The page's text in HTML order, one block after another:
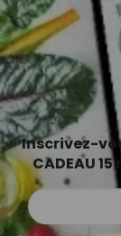
Inscrivez-
CADEAU 15